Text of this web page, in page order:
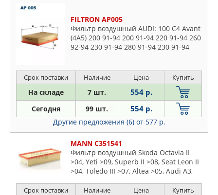
STELLOX
TRUCKTEC AUTOMOTIVE
VIKA
WEEN
ZEKKERT
FILTRON AP005
Фильтр воздушный AUDI: 100 C4 Avant
(4A5) 200 91-94 200 91-94 220 91-94 260
92-94 230 91-94 280 91-94 230 91-94
Срок поставки Наличие Цена Купить
На складе 7 шт. 554 р.
Сегодня 99 шт. 554 р.
Другие предложения (6) от 577 р.
MANN C351541
Фильтр воздушный Skoda Octavia II
>04, Yeti >09, Superb II >08, Seat Leon II
>04, Toledo III >07, Altea >05, Audi A3,
Срок поставки Наличие Цена Купить